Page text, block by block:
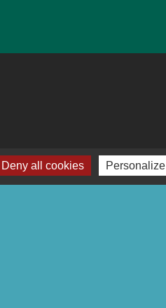
Deny all cookies Personalize